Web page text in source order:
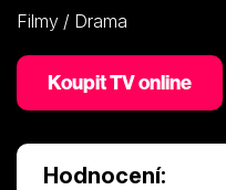
Filmy / Drama
Koupit TV online
Hodnocení: